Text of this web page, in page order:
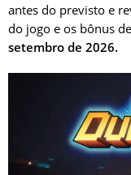
antes do previsto e
do jogo e os bônus
setembro de 2026.